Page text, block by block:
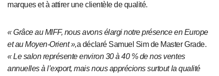
marques et à attirer une clientèle de qualité.
« Grâce au MIFF, nous avons élargi notre présence en Europe
et au Moyen-Orient »,a déclaré Samuel Sim de Master Grade.
« Le salon représente environ 30 à 40 % de nos ventes
annuelles à l’export, mais nous apprécions surtout la qualité